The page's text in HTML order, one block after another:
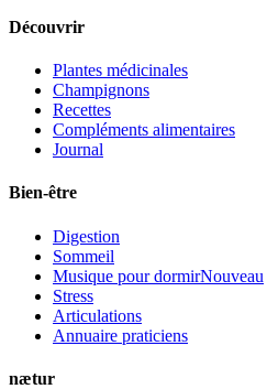
Découvrir
Plantes médicinales
Champignons
Recettes
Compléments alimentaires
Journal
Bien-être
Digestion
Sommeil
Musique pour dormirNouveau
Stress
Articulations
Annuaire praticiens
nætur